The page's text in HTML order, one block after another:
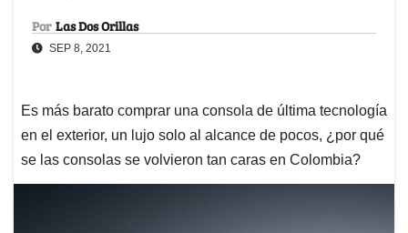
Por Las Dos Orillas
SEP 8, 2021
Es más barato comprar una consola de última tecnología
en el exterior, un lujo solo al alcance de pocos, ¿por qué
se las consolas se volvieron tan caras en Colombia?